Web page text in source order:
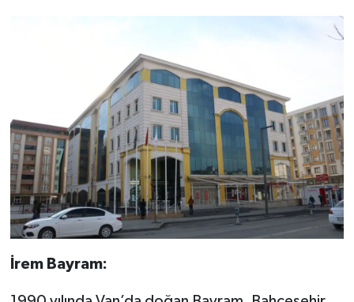
İrem Bayram: